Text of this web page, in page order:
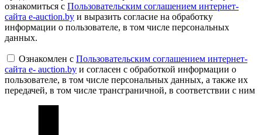
ознакомиться с Пользовательским соглашением интернет-
сайта e-auction.by и выразить согласие на обработку
информации о пользователе, в том числе персональных
данных.
Ознакомлен с Пользовательским соглашением интернет-
сайта e- auction.by и согласен с обработкой информации о
пользователе, в том числе персональных данных, а также их
передачей, в том числе трансграничной, в соответствии с ним